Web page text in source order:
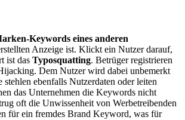
Keywords eines anderen
Anzeige ist. Klickt ein Nutzer darauf,
ist das Typosquatting. Betrüger registrieren
Dem Nutzer wird dabei unbemerkt
ebenfalls Nutzerdaten oder leiten
das Unternehmen die Keywords nicht
oft die Unwissenheit von Werbetreibenden
für ein fremdes Brand Keyword, was für